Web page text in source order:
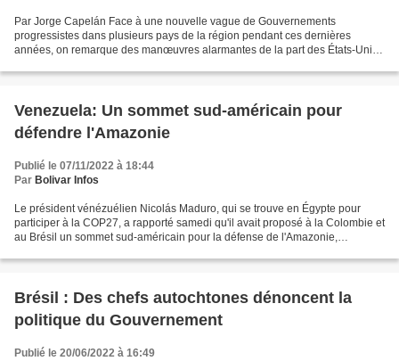
Par Jorge Capelán Face à une nouvelle vague de Gouvernements
progressistes dans plusieurs pays de la région pendant ces dernières
années, on remarque des manœuvres alarmantes de la part des États-Unis
Venezuela: Un sommet sud-américain pour
défendre l'Amazonie
Publié le 07/11/2022 à 18:44
Par Bolivar Infos
Le président vénézuélien Nicolás Maduro, qui se trouve en Égypte pour
participer à la COP27, a rapporté samedi qu'il avait proposé à la Colombie et
au Brésil un sommet sud-américain pour la défense de l'Amazonie,
Brésil : Des chefs autochtones dénoncent la
politique du Gouvernement
Publié le 20/06/2022 à 16:49